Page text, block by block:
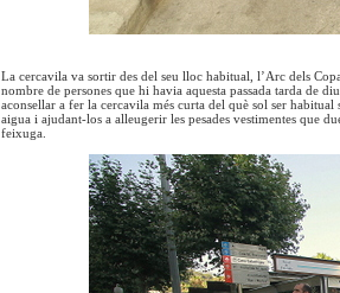
La cercavila va sortir des del seu lloc habitual, l’Arc dels
nombre de persones que hi havia aquesta passada tarda de
aconsellar a fer la cercavila més curta del què sol ser
aigua i ajudant-los a alleugerir les pesades vestimentes que
feixuga.